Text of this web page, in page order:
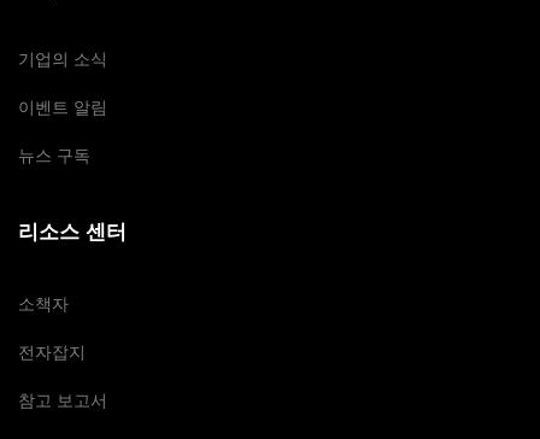
기업의 소식
이벤트 알림
뉴스 구독
리소스 센터
소책자
전자잡지
참고 보고서